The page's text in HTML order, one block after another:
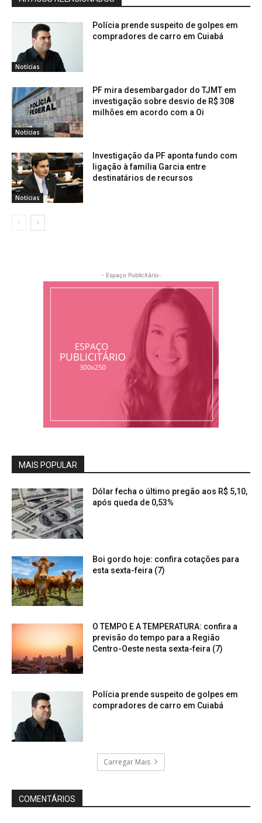
Notícias
Polícia prende suspeito de golpes em
compradores de carro em Cuiabá
Notícias
PF mira desembargador do TJMT em
investigação sobre desvio de R$ 308
milhões em acordo com a Oi
Notícias
Investigação da PF aponta fundo com
ligação à família Garcia entre
destinatários de recursos
- Espaço Publicitário-
MAIS POPULAR
Dólar fecha o último pregão aos R$ 5,10,
após queda de 0,53%
Boi gordo hoje: confira cotações para
esta sexta-feira (7)
O TEMPO E A TEMPERATURA: confira a
previsão do tempo para a Região
Centro-Oeste nesta sexta-feira (7)
Polícia prende suspeito de golpes em
compradores de carro em Cuiabá
Carregar Mais
COMENTÁRIOS